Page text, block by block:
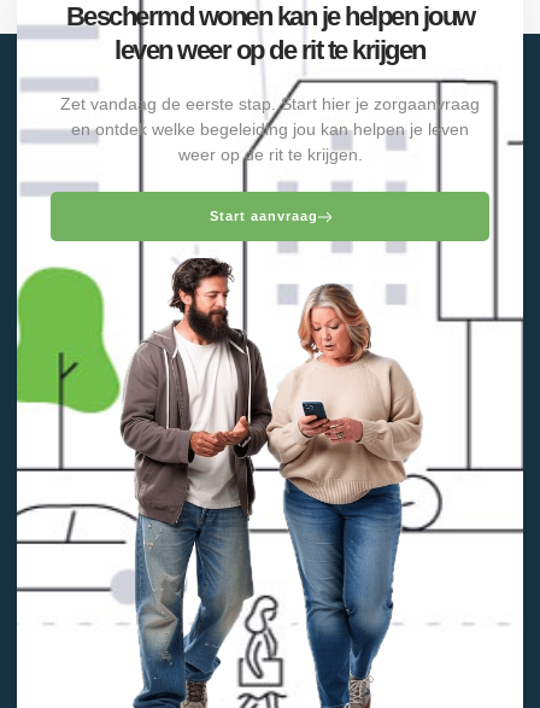
Beschermd wonen kan je helpen jouw
leven weer op de rit te krijgen
Zet vandaag de eerste stap. Start hier je zorgaanvraag
en ontdek welke begeleiding jou kan helpen je leven
weer op de rit te krijgen.
Start aanvraag